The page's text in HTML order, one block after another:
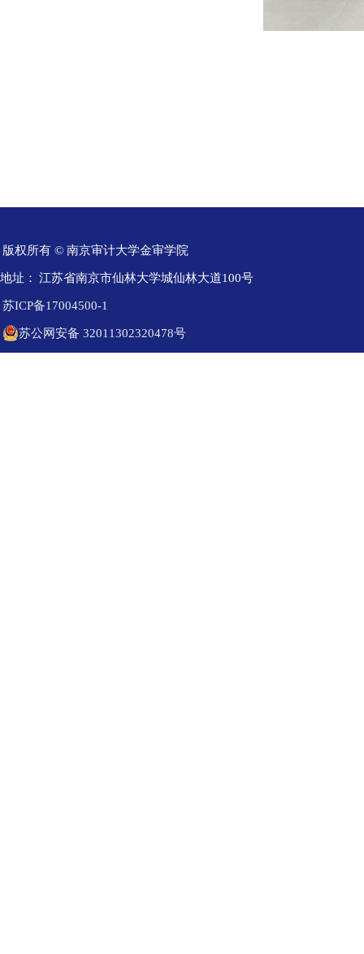
版权所有 © 南京审计大学金审学院
地址： 江苏省南京市仙林大学城仙林大道100号
苏ICP备17004500-1
苏公网安备 32011302320478号